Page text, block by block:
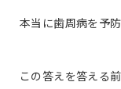
本当に歯周病を予
この答えを答える